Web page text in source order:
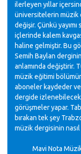
ilerleyen yıllar
üniversitelerin müzik
değişir. Çünkü
içlerinde kalem
haline gelmiştir. Bu
Semih Baylan
anlamında değiştirir.
müzik eğitimi
aboneler kaydeder
dergide izlenebilecek
görüşmeler yapar.
bırakan tek şey
müzik dergisinin
Mavi Nota Müzik